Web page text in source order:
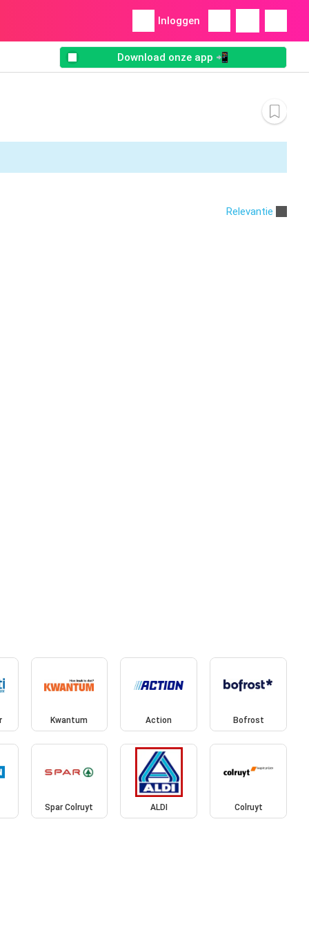
Inloggen
Download onze app 📲
Relevantie
Kwantum Action Bofrost
Spar Colruyt ALDI Colruyt